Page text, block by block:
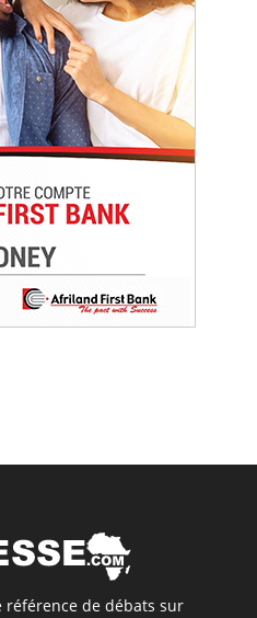
référence de débats sur